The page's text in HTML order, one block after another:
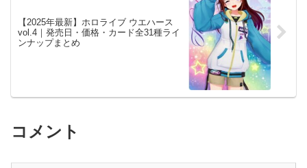
【2025年最新】ホロライブ ウエハース
vol.4｜発売日・価格・カード全31種ライ
ンナップまとめ
コメント